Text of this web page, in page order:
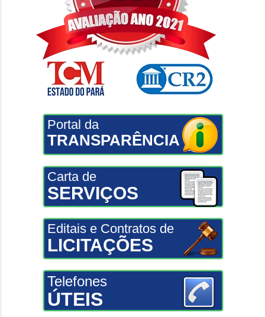
Portal da
TRANSPARÊNCIA
Carta de
SERVIÇOS
Editais e Contratos de
LICITAÇÕES
Telefones
ÚTEIS